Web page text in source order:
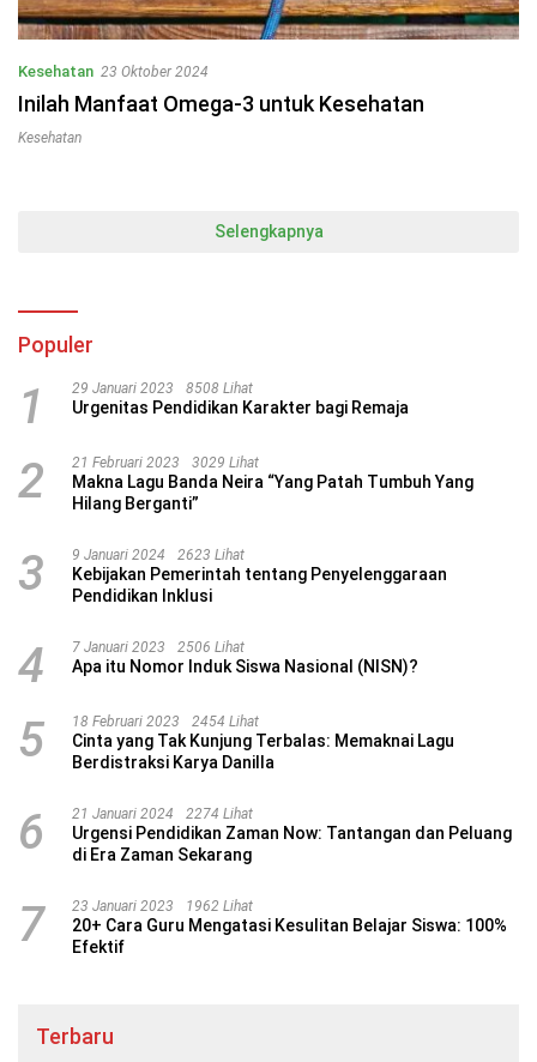
Kesehatan 23 Oktober 2024
Inilah Manfaat Omega-3 untuk Kesehatan
Kesehatan
Selengkapnya
Populer
1 29 Januari 2023 8508 Lihat
Urgenitas Pendidikan Karakter bagi Remaja
2 21 Februari 2023 3029 Lihat
Makna Lagu Banda Neira “Yang Patah Tumbuh Yang
Hilang Berganti”
3 9 Januari 2024 2623 Lihat
Kebijakan Pemerintah tentang Penyelenggaraan
Pendidikan Inklusi
4 7 Januari 2023 2506 Lihat
Apa itu Nomor Induk Siswa Nasional (NISN)?
5 18 Februari 2023 2454 Lihat
Cinta yang Tak Kunjung Terbalas: Memaknai Lagu
Berdistraksi Karya Danilla
6 21 Januari 2024 2274 Lihat
Urgensi Pendidikan Zaman Now: Tantangan dan Peluang
di Era Zaman Sekarang
7 23 Januari 2023 1962 Lihat
20+ Cara Guru Mengatasi Kesulitan Belajar Siswa: 100%
Efektif
Terbaru